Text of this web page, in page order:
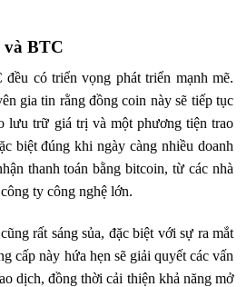
BTC
có triển vọng phát triển mạnh mẽ.
gia tin rằng đồng coin này sẽ tiếp tục
lưu trữ giá trị và một phương tiện trao
biệt đúng khi ngày càng nhiều doanh
thanh toán bằng bitcoin, từ các nhà
ty công nghệ lớn.
rất sáng sủa, đặc biệt với sự ra mắt
cấp này hứa hẹn sẽ giải quyết các vấn
dịch, đồng thời cải thiện khả năng mở